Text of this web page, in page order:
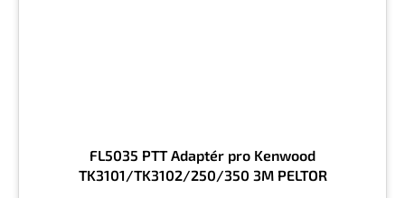
FL5035 PTT Adaptér pro Kenwood
TK3101/TK3102/250/350 3M PELTOR